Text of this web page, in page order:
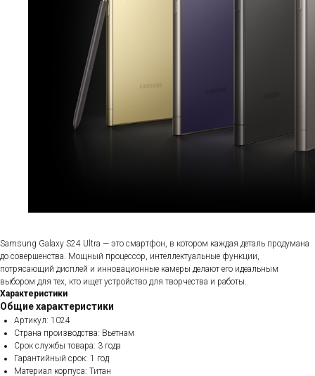
Samsung Galaxy S24 Ultra — это смартфон, в котором каждая деталь продумана
до совершенства. Мощный процессор, интеллектуальные функции,
потрясающий дисплей и инновационные камеры делают его идеальным
выбором для тех, кто ищет устройство для творчества и работы.
Характеристики
Общие характеристики
Артикул: 1024
Страна производства: Вьетнам
Срок службы товара: 3 года
Гарантийный срок: 1 год
Материал корпуса: Титан